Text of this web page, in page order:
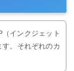
インクジェット
。それぞれのカ